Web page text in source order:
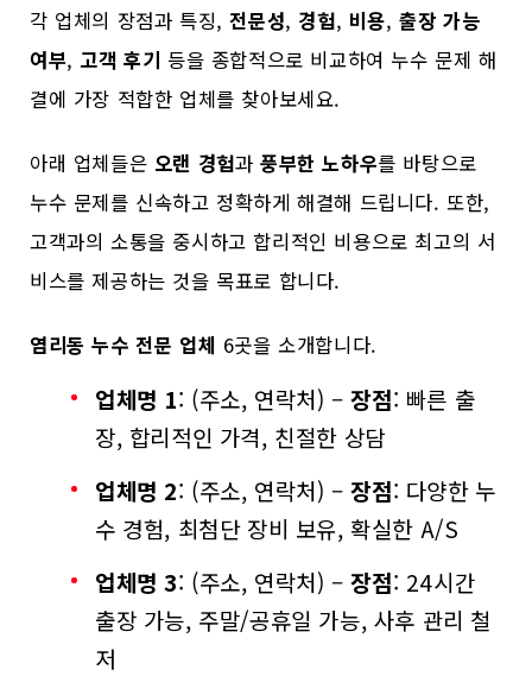
각 업체의 장점과 특징,전문성, 경험, 비용,출장 가능
여부, 고객 후기 등을 종합적으로 비교하여 누수 문제 해
결에 가장 적합한 업체를 찾아보세요.
아래 업체들은 오랜 경험과풍부한 노하우를 바탕으로
누수 문제를 신속하고 정확하게 해결해 드립니다. 또한,
고객과의 소통을 중시하고 합리적인 비용으로 최고의 서
비스를 제공하는 것을 목표로 합니다.
염리동 누수 전문 업체 6곳을 소개합니다.
업체명 1: (주소, 연락처) –장점: 빠른 출
장, 합리적인 가격, 친절한 상담
업체명 2: (주소, 연락처) –장점: 다양한 누
수 경험, 최첨단 장비 보유, 확실한 A/S
업체명 3: (주소, 연락처) –장점: 24시간
출장 가능, 주말/공휴일 가능, 사후 관리 철
저